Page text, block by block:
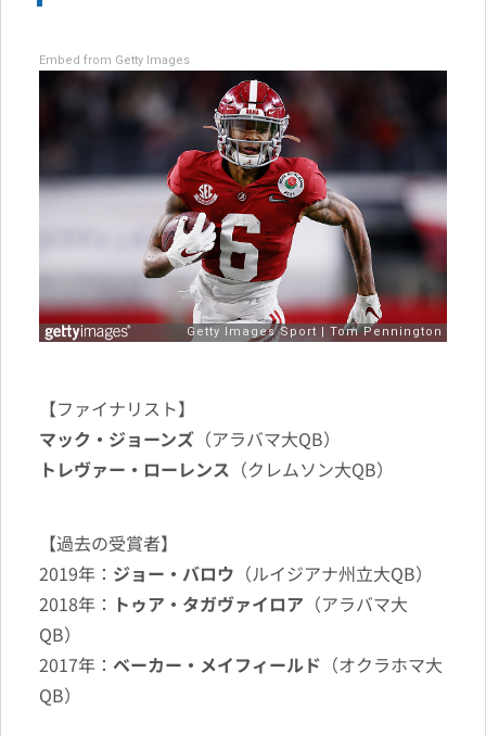
Embed from Getty Images
【ファイナリスト】
マック・ジョーンズ （アラバマ大QB）
トレヴァー・ローレンス （クレムソン大QB）
【過去の受賞者】
2019年： ジョー・バロウ （ルイジアナ州立大QB）
2018年： トゥア・タガヴァイロア （アラバマ大
QB）
2017年： ベーカー・メイフィールド （オクラホマ大
QB）